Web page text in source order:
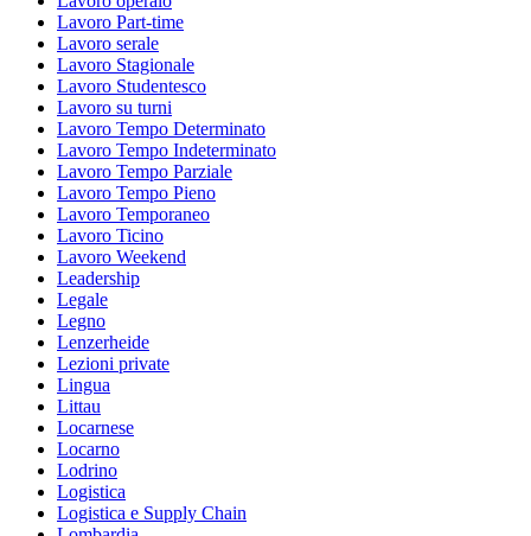
Lavoro Part-time
Lavoro serale
Lavoro Stagionale
Lavoro Studentesco
Lavoro su turni
Lavoro Tempo Determinato
Lavoro Tempo Indeterminato
Lavoro Tempo Parziale
Lavoro Tempo Pieno
Lavoro Temporaneo
Lavoro Ticino
Lavoro Weekend
Leadership
Legale
Legno
Lenzerheide
Lezioni private
Lingua
Littau
Locarnese
Locarno
Lodrino
Logistica
Logistica e Supply Chain